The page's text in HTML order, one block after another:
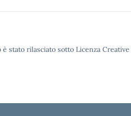
stato rilasciato sotto Licenza